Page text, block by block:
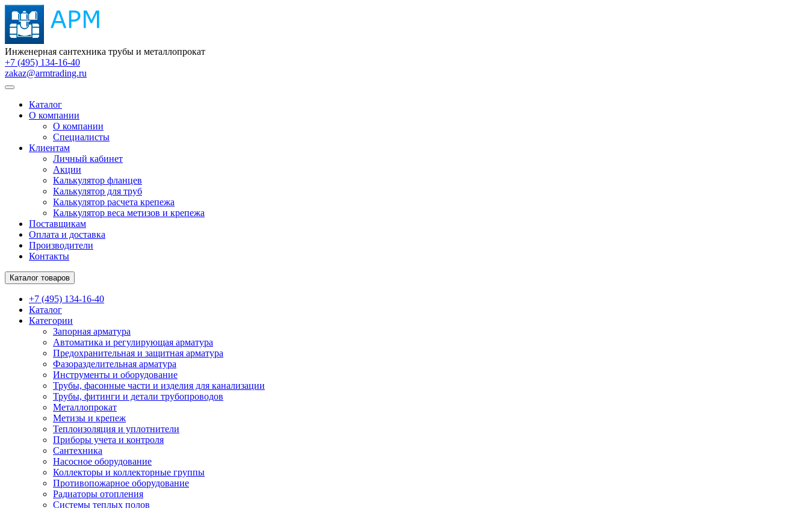
Инженерная сантехника трубы и металлопрокат
+7 (495) 134-16-40
zakaz@armtrading.ru
Каталог
О компании
О компании
Специалисты
Клиентам
Личный кабинет
Акции
Калькулятор фланцев
Калькулятор для труб
Калькулятор расчета крепежа
Калькулятор веса метизов и крепежа
Поставщикам
Оплата и доставка
Производители
Контакты
Каталог товаров
+7 (495) 134-16-40
Каталог
Категории
Запорная арматура
Автоматика и регулирующая арматура
Предохранительная и защитная арматура
Фазоразделительная арматура
Инструменты и оборудование
Трубы, фасонные части и изделия для канализации
Трубы, фитинги и детали трубопроводов
Металлопрокат
Метизы и крепеж
Теплоизоляция и уплотнители
Приборы учета и контроля
Сантехника
Насосное оборудование
Коллекторы и коллекторные группы
Противопожарное оборудование
Радиаторы отопления
Системы теплых полов